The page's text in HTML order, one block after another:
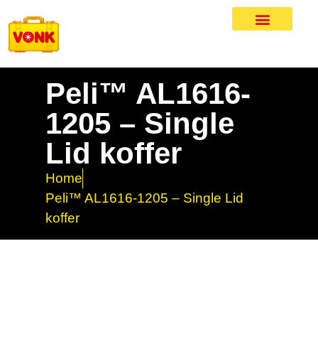
Peli™ AL1616-
1205 – Single
Lid koffer
Home
Peli™ AL1616-1205 – Single Lid
koffer